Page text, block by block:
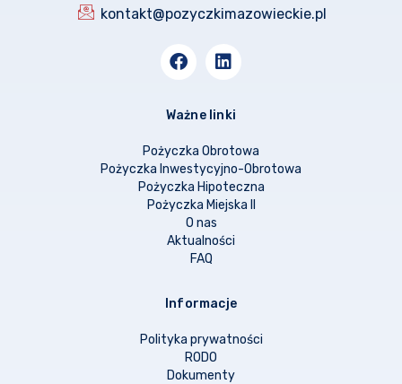
kontakt@pozyczkimazowieckie.pl
Ważne linki
Pożyczka Obrotowa
Pożyczka Inwestycyjno-Obrotowa
Pożyczka Hipoteczna
Pożyczka Miejska II
O nas
Aktualności
FAQ
Informacje
Polityka prywatności
RODO
Dokumenty